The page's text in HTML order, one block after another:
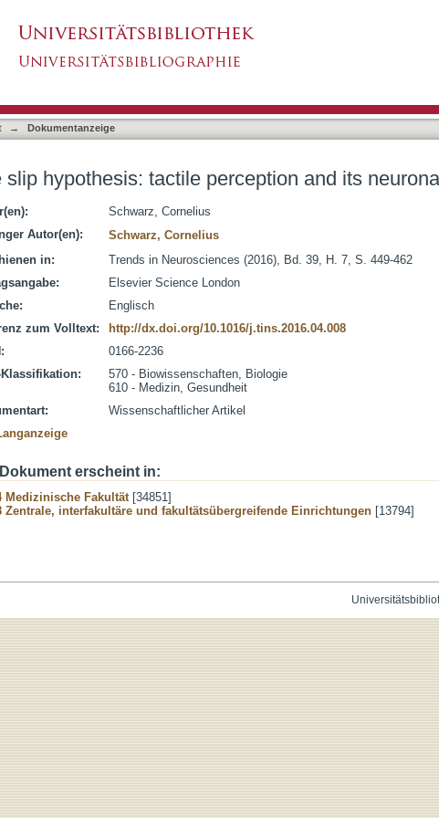
→ Dokumentanzeige
slip hypothesis: tactile perception and its
Schwarz, Cornelius
Autor(en):
Schwarz, Cornelius
in:
Trends in Neurosciences (2016), Bd. 39, H. 7, S. 449-462
Elsevier Science London
Englisch
zum Volltext:
http://dx.doi.org/10.1016/j.tins.2016.04.008
0166-2236
Klassifikation:
570 - Biowissenschaften, Biologie
610 - Medizin, Gesundheit
Wissenschaftlicher Artikel
erscheint in:
Medizinische Fakultät[34851]
Zentrale, interfakultäre und fakultätsübergreifende Einrichtungen [13794]